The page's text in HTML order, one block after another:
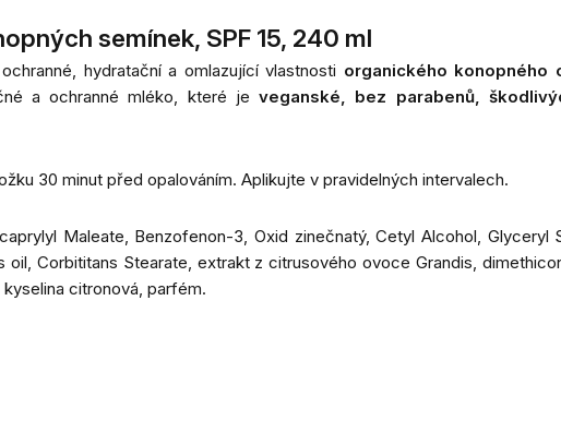
semínek, SPF 15, 240 ml
hydratační a omlazující vlastnosti organického konopného
a ochranné mléko, které je veganské, bez parabenů,
30 minut před opalováním. Aplikujte v pravidelných intervalech.
Maleate, Benzofenon-3, Oxid zinečnatý, Cetyl Alcohol, Glyceryl
oil, Corbititans Stearate, extrakt z citrusového ovoce Grandis,
citronová, parfém.